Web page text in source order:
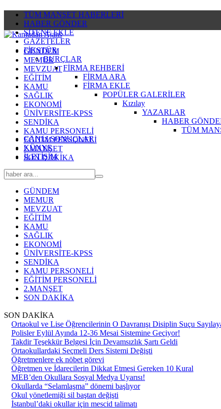
TÜM MANŞET HABERLERİ
HABER GÖNDER
SİTENE EKLE
GAZETELER
FİKSTÜR
BURÇLAR
FİRMA REHBERİ
FİRMA ARA
FİRMA EKLE
POPÜLER GALERİLER
Kızılay
YAZARLAR
HABER
TÜM
CANLI SONUÇLAR
KÜNYE
İLETİŞİM
GÜNDEM
MEMUR
MEVZUAT
EĞİTİM
KAMU
SAĞLIK
EKONOMİ
ÜNİVERSİTE-KPSS
SENDİKA
KAMU PERSONELİ
EĞİTİM PERSONELİ
2.MANŞET
SON DAKİKA
GÜNDEM
MEMUR
MEVZUAT
EĞİTİM
KAMU
SAĞLIK
EKONOMİ
ÜNİVERSİTE-KPSS
SENDİKA
KAMU PERSONELİ
EĞİTİM PERSONELİ
2.MANŞET
SON DAKİKA
SON DAKİKA
Ortaokul ve Lise Öğrencilerinin O Davranışı Disiplin Suçu
Polisler Eylül Ayında 12-36 Mesai Sistemine Geçiyor!
Takdir Teşekkür Belgesi İçin Devamsızlık Şartı Geldi
Ortaokullardaki Seçmeli Ders Sistemi Değişti
Öğretmenlere ek nöbet görevi
Öğretmen ve İdarecilerin Dikkat Etmesi Gereken 10 Kural
MEB’den Okullara Sosyal Medya Uyarısı!
Okullarda “Selamlaşma” dönemi başlıyor
Okul yönetlemiği sil baştan değişti
İstanbul’daki okullar için mescid talimatı